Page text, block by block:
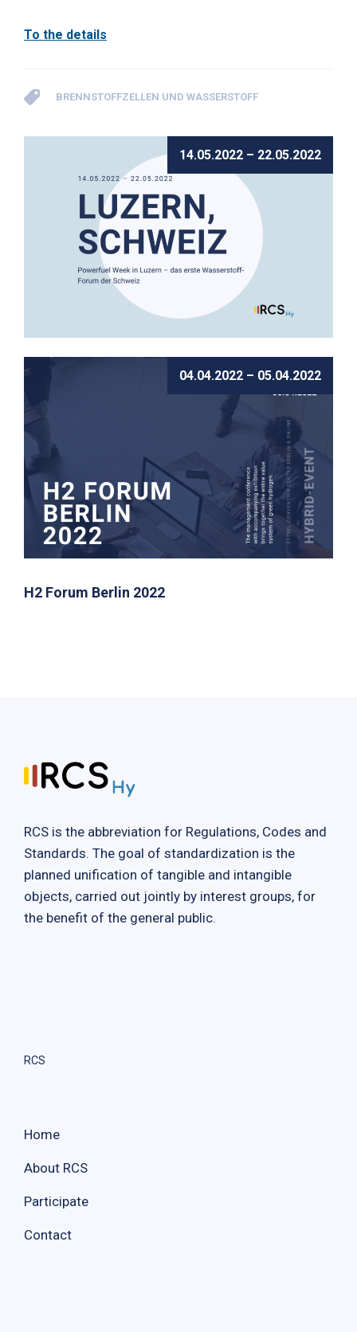
To the details
BRENNSTOFFZELLEN UND WASSERSTOFF
14.05.2022 – 22.05.2022
Powerfuel Week in Luzern – das erste
Wasserstoff-Forum der Schweiz
To the details
WASSERSTOFF
04.04.2022 – 05.04.2022
H2 Forum Berlin 2022
RCS is the abbreviation for Regulations, Codes and
Standards. The goal of standardization is the
planned unification of tangible and intangible
objects, carried out jointly by interest groups, for
the benefit of the general public.
RCS
Home
About RCS
Participate
Contact